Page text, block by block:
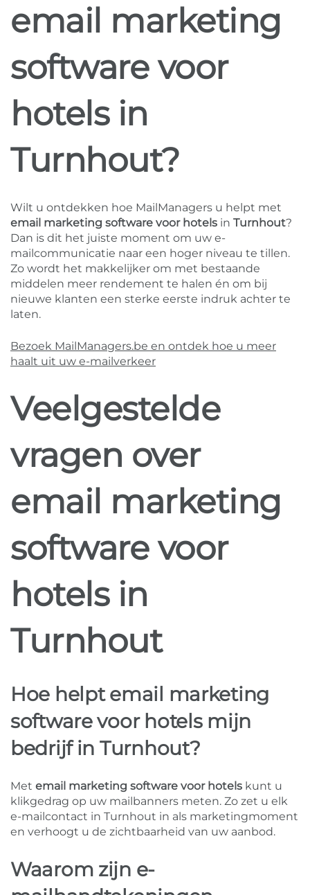
email marketing
software voor
hotels in
Turnhout?
Wilt u ontdekken hoe MailManagers u helpt met
email marketing software voor hotels in Turnhout?
Dan is dit het juiste moment om uw e-
mailcommunicatie naar een hoger niveau te tillen.
Zo wordt het makkelijker om met bestaande
middelen meer rendement te halen én om bij
nieuwe klanten een sterke eerste indruk achter te
laten.
Bezoek MailManagers.be en ontdek hoe u meer
haalt uit uw e-mailverkeer
Veelgestelde
vragen over
email marketing
software voor
hotels in
Turnhout
Hoe helpt email marketing
software voor hotels mijn
bedrijf in Turnhout?
Met email marketing software voor hotels kunt u
klikgedrag op uw mailbanners meten. Zo zet u elk
e-mailcontact in Turnhout in als marketingmoment
en verhoogt u de zichtbaarheid van uw aanbod.
Waarom zijn e-